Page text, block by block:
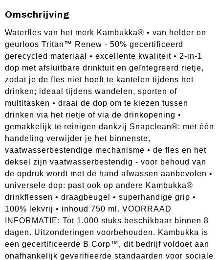
Omschrijving
Waterfles van het merk Kambukka® • van helder en
geurloos Tritan™ Renew - 50% gecertificeerd
gerecycled materiaal • excellente kwaliteit • 2-in-1
dop met afsluitbare drinktuit en geïntegreerd rietje,
zodat je de fles niet hoeft te kantelen tijdens het
drinken; ideaal tijdens wandelen, sporten of
multitasken • draai de dop om te kiezen tussen
drinken via het rietje of via de drinkopening •
gemakkelijk te reinigen dankzij Snapclean®: met één
handeling verwijder je het binnenste,
vaatwasserbestendige mechanisme • de fles en het
deksel zijn vaatwasserbestendig - voor behoud van
de opdruk wordt met de hand afwassen aanbevolen •
universele dop: past ook op andere Kambukka®
drinkflessen • draagbeugel • superhandige grip •
100% lekvrij • inhoud 750 ml. VOORRAAD
INFORMATIE: Tot 1.000 stuks beschikbaar binnen 8
dagen. Uitzonderingen voorbehouden. Kambukka is
een gecertificeerde B Corp™, dit bedrijf voldoet aan
onafhankelijk geverifieerde standaarden voor sociale